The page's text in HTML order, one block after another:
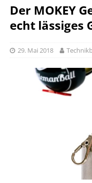
Der MOKEY
echt lässiges
29. Mai 2018